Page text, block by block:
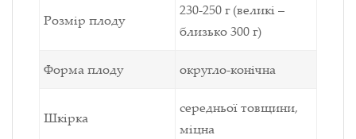
Розмір плоду
230-250 г (великі –
близько 300 г)
Форма плоду округло-конічна
Шкірка
середньої товщини,
міцна